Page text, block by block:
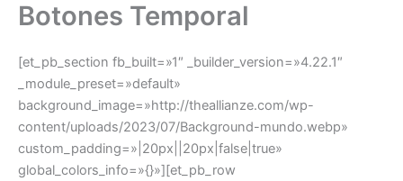
contenido
Botones Temporal
[et_pb_section fb_built=»1″ _builder_version=»4.22.1″
_module_preset=»default»
background_image=»http://theallianze.com/wp-
content/uploads/2023/07/Background-mundo.webp»
custom_padding=»|20px||20px|false|true»
global_colors_info=»{}»][et_pb_row